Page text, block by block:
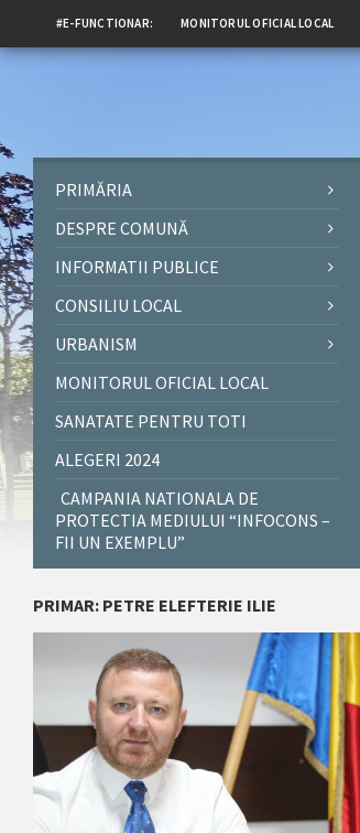
#E-FUNCTIONAR: MONITORUL OFICIAL LOCAL
PRIMĂRIA
DESPRE COMUNĂ
INFORMATII PUBLICE
CONSILIU LOCAL
URBANISM
MONITORUL OFICIAL LOCAL
SANATATE PENTRU TOTI
ALEGERI 2024
CAMPANIA NATIONALA DE
PROTECTIA MEDIULUI “INFOCONS –
FII UN EXEMPLU”
PRIMAR: PETRE ELEFTERIE ILIE